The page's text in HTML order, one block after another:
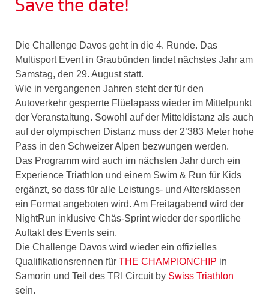
Die Challenge Davos geht in die 4. Runde. Das
Multisport Event in Graubünden findet nächstes Jahr am
Samstag, den 29. August statt.
Wie in vergangenen Jahren steht der für den
Autoverkehr gesperrte Flüelapass wieder im Mittelpunkt
der Veranstaltung. Sowohl auf der Mitteldistanz als auch
auf der olympischen Distanz muss der 2’383 Meter hohe
Pass in den Schweizer Alpen bezwungen werden.
Das Programm wird auch im nächsten Jahr durch ein
Experience Triathlon und einem Swim & Run für Kids
ergänzt, so dass für alle Leistungs- und Altersklassen
ein Format angeboten wird. Am Freitagabend wird der
NightRun inklusive Chäs-Sprint wieder der sportliche
Auftakt des Events sein.
Die Challenge Davos wird wieder ein offizielles
Qualifikationsrennen für THE CHAMPIONCHIP in
Samorin und Teil des TRI Circuit by Swiss Triathlon
sein.